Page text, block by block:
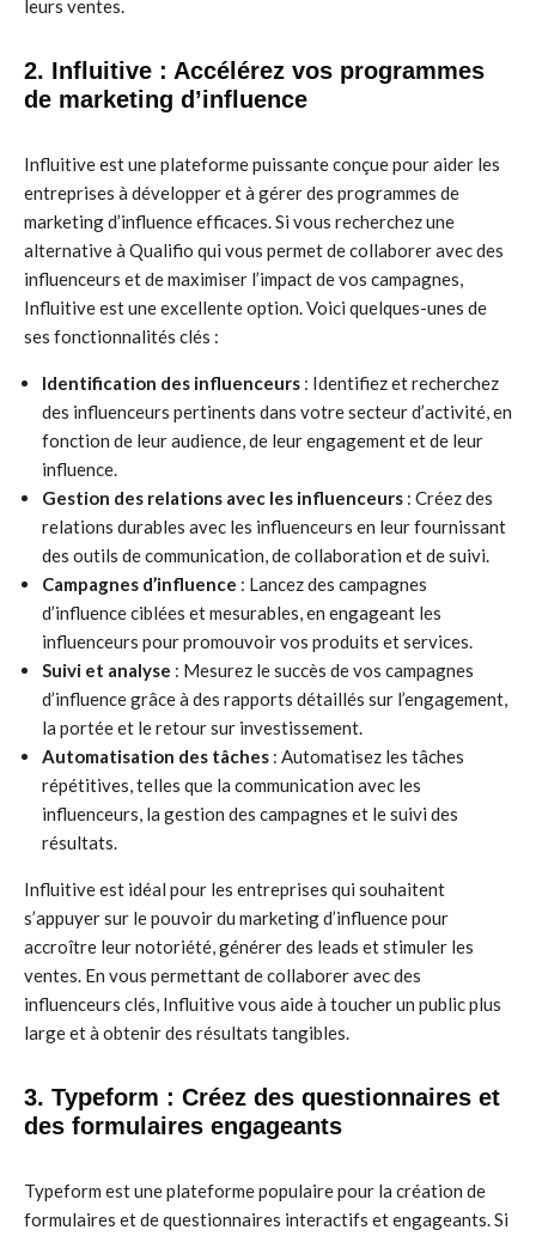
leurs ventes.
2. Influitive : Accélérez vos programmes
de marketing d’influence
Influitive est une plateforme puissante conçue pour aider les
entreprises à développer et à gérer des programmes de
marketing d’influence efficaces. Si vous recherchez une
alternative à Qualifio qui vous permet de collaborer avec des
influenceurs et de maximiser l’impact de vos campagnes,
Influitive est une excellente option. Voici quelques-unes de
ses fonctionnalités clés :
Identification des influenceurs : Identifiez et recherchez
des influenceurs pertinents dans votre secteur d’activité, en
fonction de leur audience, de leur engagement et de leur
influence.
Gestion des relations avec les influenceurs : Créez des
relations durables avec les influenceurs en leur fournissant
des outils de communication, de collaboration et de suivi.
Campagnes d’influence : Lancez des campagnes
d’influence ciblées et mesurables, en engageant les
influenceurs pour promouvoir vos produits et services.
Suivi et analyse : Mesurez le succès de vos campagnes
d’influence grâce à des rapports détaillés sur l’engagement,
la portée et le retour sur investissement.
Automatisation des tâches : Automatisez les tâches
répétitives, telles que la communication avec les
influenceurs, la gestion des campagnes et le suivi des
résultats.
Influitive est idéal pour les entreprises qui souhaitent
s’appuyer sur le pouvoir du marketing d’influence pour
accroître leur notoriété, générer des leads et stimuler les
ventes. En vous permettant de collaborer avec des
influenceurs clés, Influitive vous aide à toucher un public plus
large et à obtenir des résultats tangibles.
3. Typeform : Créez des questionnaires et
des formulaires engageants
Typeform est une plateforme populaire pour la création de
formulaires et de questionnaires interactifs et engageants. Si